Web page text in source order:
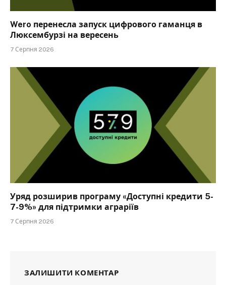
Wero перенесла запуск цифрового гаманця в
Люксембурзі на вересень
7 Серпня 2026
Уряд розширив програму «Доступні кредити 5-
7-9%» для підтримки аграріїв
7 Серпня 2026
ЗАЛИШИТИ КОМЕНТАР